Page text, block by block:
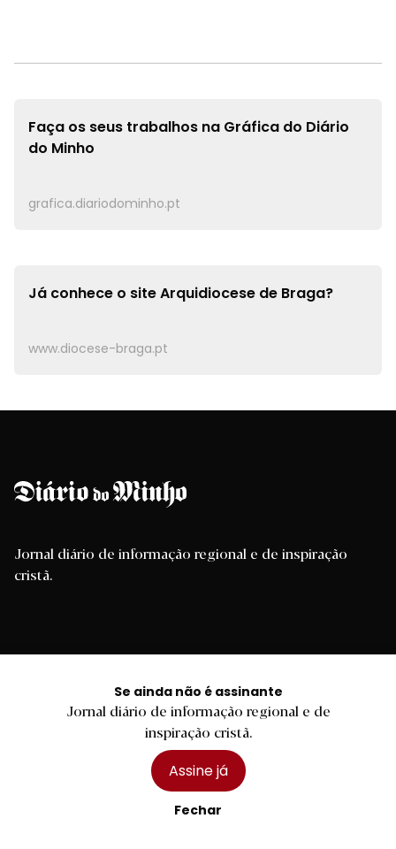
Faça os seus trabalhos na Gráfica do Diário
do Minho
grafica.diariodominho.pt
Já conhece o siteArquidiocese de Braga?
www.diocese-braga.pt
Se ainda não é assinante
Jornal diário de informação regional e de
inspiração cristã.
Assine já
Fechar
Jornal diário de informação regional e de inspiração
cristã.